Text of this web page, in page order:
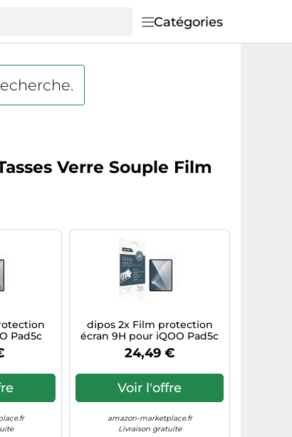
Catégories
Verre Souple Film
Pad5c
dipos 2x Film protection
écran 9H pour iQOO Pad5c
24,49 €
Voir l'offre
amazon-marketplace.fr
Livraison gratuite